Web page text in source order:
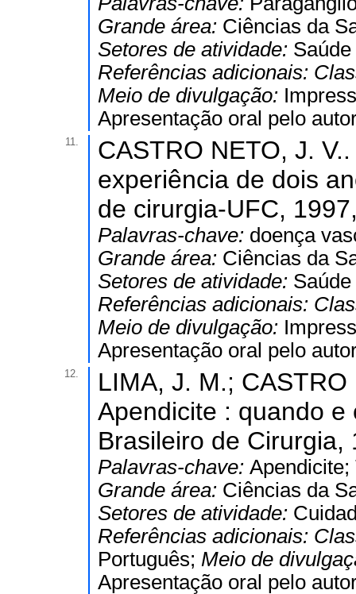
Grande área: Ciências da
Setores de atividade:
Referências adicionais:
Meio de divulgação:
Apresentação oral pelo
11.
CASTRO NETO, J.
experiência de dois
de cirurgia-UFC,
Palavras-chave: doença
Grande área: Ciências da
Setores de atividade:
Referências adicionais:
Meio de divulgação:
Apresentação oral pelo
12.
LIMA, J. M.;
Apendicite : quando
Brasileiro de Cirurgia,
Palavras-chave:
Grande área: Ciências da
Setores de atividade:
Referências adicionais:
Português; Meio de
Apresentação oral pelo